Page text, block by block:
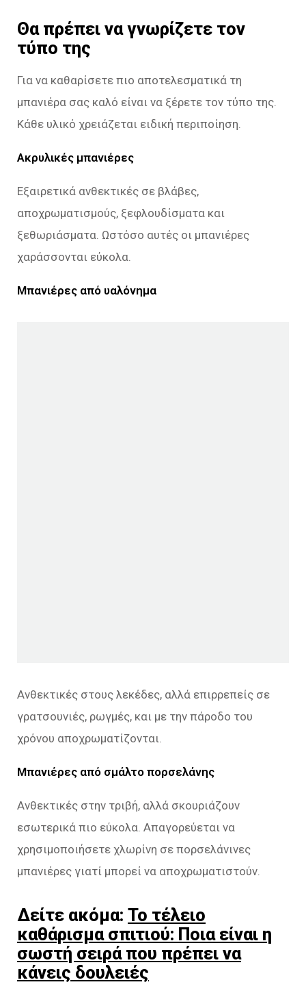
Θα πρέπει να γνωρίζετε τον
τύπο της
Για να καθαρίσετε πιο αποτελεσματικά τη
μπανιέρα σας καλό είναι να ξέρετε τον τύπο της.
Κάθε υλικό χρειάζεται ειδική περιποίηση.
Ακρυλικές μπανιέρες
Εξαιρετικά ανθεκτικές σε βλάβες,
αποχρωματισμούς, ξεφλουδίσματα και
ξεθωριάσματα. Ωστόσο αυτές οι μπανιέρες
χαράσσονται εύκολα.
Μπανιέρες από υαλόνημα
Ανθεκτικές στους λεκέδες, αλλά επιρρεπείς σε
γρατσουνιές, ρωγμές, και με την πάροδο του
χρόνου αποχρωματίζονται.
Μπανιέρες από σμάλτο πορσελάνης
Ανθεκτικές στην τριβή, αλλά σκουριάζουν
εσωτερικά πιο εύκολα. Απαγορεύεται να
χρησιμοποιήσετε χλωρίνη σε πορσελάνινες
μπανιέρες γιατί μπορεί να αποχρωματιστούν.
Δείτε ακόμα: Το τέλειο
καθάρισμα σπιτιού: Ποια είναι η
σωστή σειρά που πρέπει να
κάνεις δουλειές